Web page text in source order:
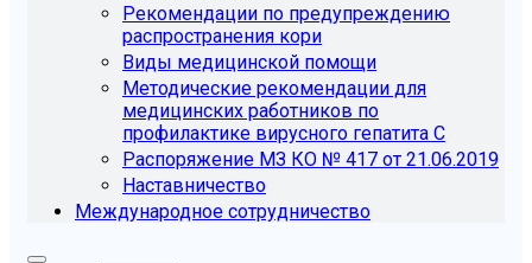
Рекомендации по предупреждению
распространения кори
Виды медицинской помощи
Методические рекомендации для
медицинских работников по
профилактике вирусного гепатита С
Распоряжение МЗ КО № 417 от 21.06.2019
Наставничество
Международное сотрудничество